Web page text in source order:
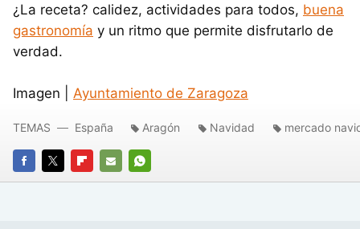
¿La receta? calidez, actividades para todos, buena
gastronomía y un ritmo que permite disfrutarlo de
verdad.
Imagen | Ayuntamiento de Zaragoza
FACEBOOK
TWITTERFLIPBOARD
E-
WHATSAPP
TEMAS España Aragón Navidad mercado